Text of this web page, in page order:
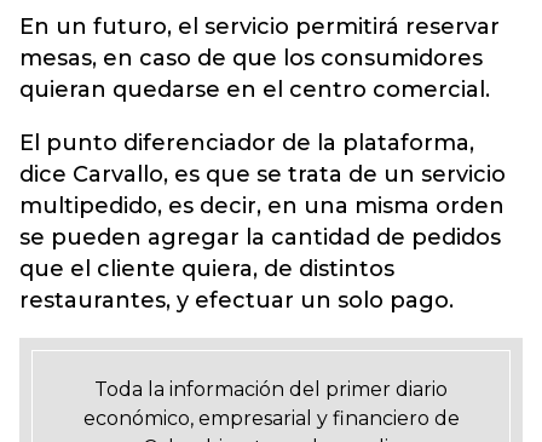
En un futuro, el servicio permitirá reservar
mesas, en caso de que los consumidores
quieran quedarse en el centro comercial.
El punto diferenciador de la plataforma,
dice Carvallo, es que se trata de un servicio
multipedido, es decir, en una misma orden
se pueden agregar la cantidad de pedidos
que el cliente quiera, de distintos
restaurantes, y efectuar un solo pago.
Toda la información del primer diario
económico, empresarial y financiero de